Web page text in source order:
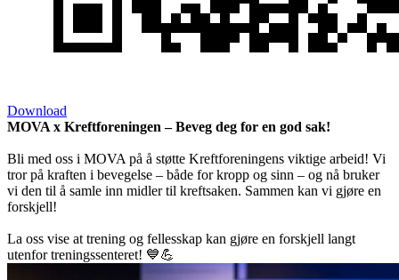
Download
MOVA x Kreftforeningen – Beveg deg for en god sak!
Bli med oss i MOVA på å støtte Kreftforeningens viktige arbeid! Vi
tror på kraften i bevegelse – både for kropp og sinn – og nå bruker
vi den til å samle inn midler til kreftsaken. Sammen kan vi gjøre en
forskjell!
La oss vise at trening og fellesskap kan gjøre en forskjell langt
utenfor treningssenteret! 💙💪